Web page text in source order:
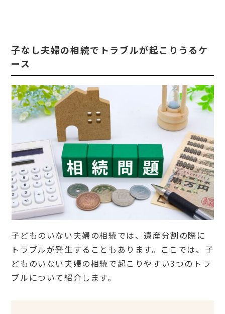
は？
6.
3
夫婦
二人
で一
つの
遺言
でき
る？
7
子
な
し
夫
婦
そ
遺
言
書
を
準
子なし夫婦の相続でトラブルが起こりうるケ
ース
子どものいない夫婦の相続では、遺産分割の際に
トラブルが発生することもあります。ここでは、子
どものいない夫婦の相続で起こりやすい3つのトラ
ブルについて紹介します。